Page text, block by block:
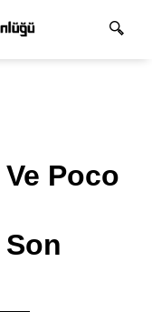
Poco